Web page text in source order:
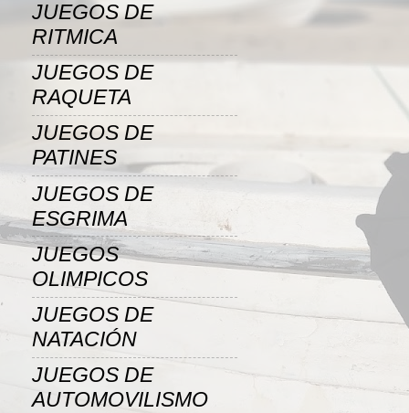
JUEGOS DE
RITMICA
JUEGOS DE
RAQUETA
JUEGOS DE
PATINES
JUEGOS DE
ESGRIMA
JUEGOS
OLIMPICOS
JUEGOS DE
NATACIÓN
JUEGOS DE
AUTOMOVILISMO